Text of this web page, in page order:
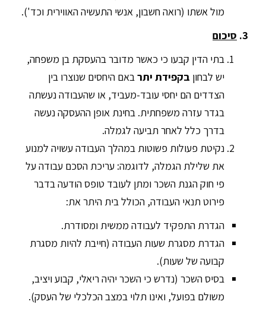
מול אשתו (רואה חשבון, אנשי התעשיה האווירית וכד').
3. סיכום
בתי הדין קבעו כי כאשר מדובר בהעסקת בן משפחה,
יש לבחון בקפידת יתרבאם היחסים שנוצרו בין
הצדדים הם יחסי עובד-מעביד, או שהעבודה נעשתה
בגדר עזרה משפחתית. בחינת אופן ההעסקה נעשה
בדרך כלל לאחר תביעה לגמלה.
נקיטת פעולות פשוטות במהלך העבודה עשויה למנוע
את שלילת הגמלה, לדוגמה: עריכת הסכם עבודה על
פי חוק הגנת השכר ומתן לעובד טופס הודעה בדבר
פירוט תנאי העבודה, הכולל בית היתר את:
הגדרת התפקיד לעבודה ממשית ומסודרת.
הגדרת מסגרת שעות העבודה (חייבת להיות מסגרת
קבועה של שעות).
בסיס השכר (נדרש כי השכר יהיה ריאלי, קבוע ויציב,
משולם בפועל, ואינו תלוי במצב הכלכלי של העסק).